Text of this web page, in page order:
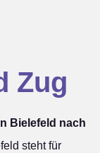
Zug
Bielefeld nach
steht für